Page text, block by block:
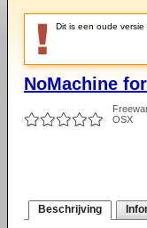
Dit is een oude
NoMachine
OSX
Beschrijving